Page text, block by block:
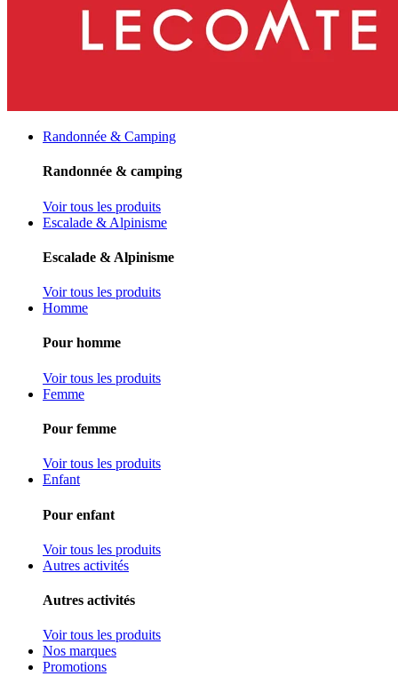
Randonnée & Camping
Randonnée & camping
Voir tous les produits
Escalade & Alpinisme
Escalade & Alpinisme
Voir tous les produits
Homme
Pour homme
Voir tous les produits
Femme
Pour femme
Voir tous les produits
Enfant
Pour enfant
Voir tous les produits
Autres activités
Autres activités
Voir tous les produits
Nos marques
Promotions